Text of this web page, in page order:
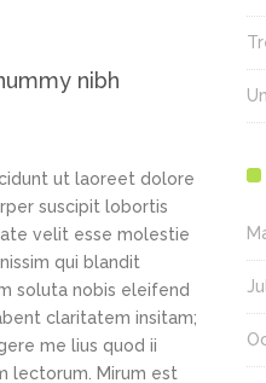
nibh
ut laoreet dolore
suscipit lobortis
velit esse molestie
qui blandit
soluta nobis eleifend
claritatem insitam;
me lius quod ii
lectorum. Mirum est